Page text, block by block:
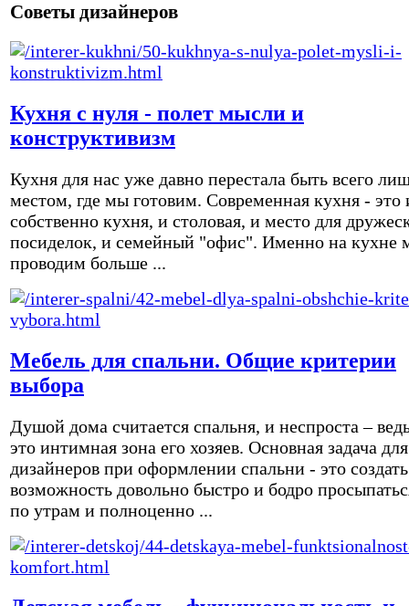
Советы дизайнеров
Кухня с нуля - полет мысли и
конструктивизм
Кухня для нас уже давно перестала быть всего
местом, где мы готовим. Современная кухня - это
собственно кухня, и столовая, и место для
посиделок, и семейный "офис". Именно на кухне
проводим больше ...
Мебель для спальни. Общие критерии
выбора
Душой дома считается спальня, и неспроста –
это интимная зона его хозяев. Основная задача для
дизайнеров при оформлении спальни - это создать
возможность довольно быстро и бодро
по утрам и полноценно ...